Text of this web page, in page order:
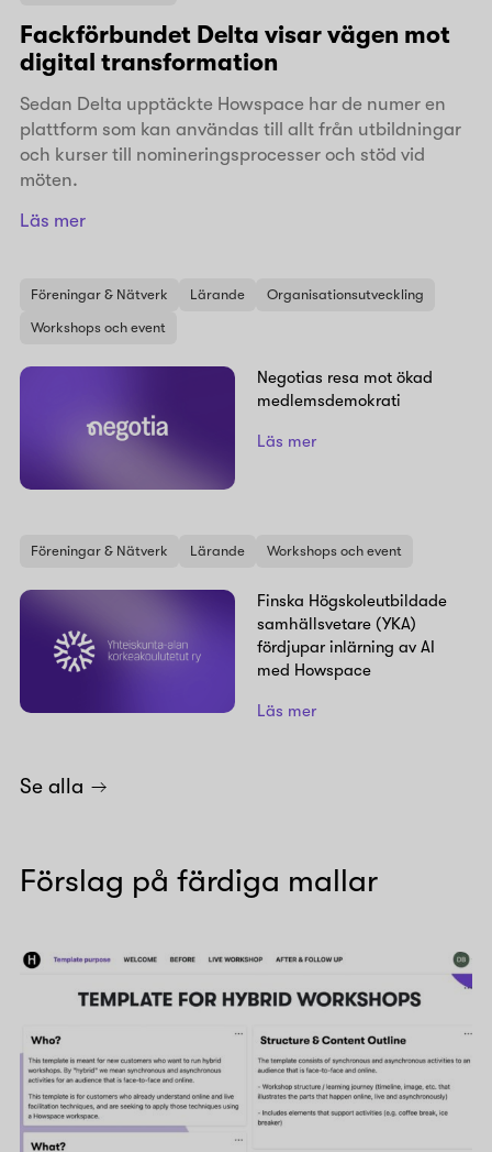
Fackförbundet Delta visar vägen mot
digital transformation
Sedan Delta upptäckte Howspace har de numer en
plattform som kan användas till allt från utbildningar
och kurser till nomineringsprocesser och stöd vid
möten.
Läs mer
Föreningar & Nätverk Lärande
Organisationsutveckling
Workshops och event
Negotias resa mot ökad
medlemsdemokrati
Läs mer
Föreningar & Nätverk Lärande Workshops och event
Finska Högskoleutbildade
samhällsvetare (YKA)
fördjupar inlärning av AI
med Howspace
Läs mer
Se alla
Förslag på färdiga mallar